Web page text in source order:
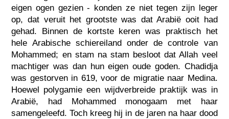
eigen ogen gezien - konden ze niet tegen zijn leger
op, dat veruit het grootste was dat Arabië ooit had
gehad. Binnen de kortste keren was praktisch het
hele Arabische schiereiland onder de controle van
Mohammed; en stam na stam besloot dat Allah veel
machtiger was dan hun eigen oude goden. Chadidja
was gestorven in 619, voor de migratie naar Medina.
Hoewel polygamie een wijdverbreide praktijk was in
Arabië, had Mohammed monogaam met haar
samengeleefd. Toch kreeg hij in de jaren na haar dood